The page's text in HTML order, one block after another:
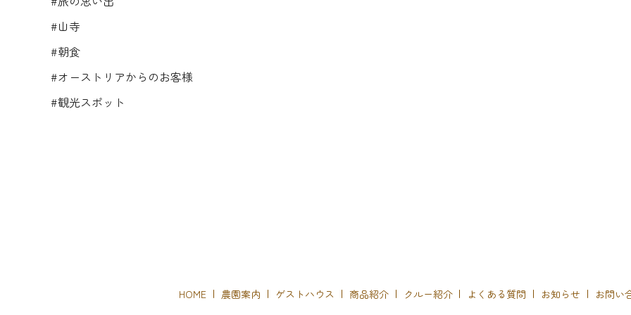
#山寺
#朝食
#オーストリアからのお客様
#観光スポット
HOME 農園案内 ゲストハウス 商品紹介 クルー紹介 よくある質問 お知らせ お問い